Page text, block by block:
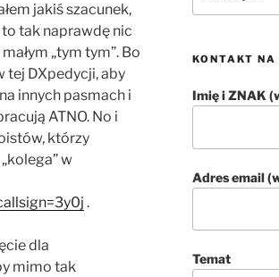
jakiś szacunek,
to tak naprawdę nic
„tym tym”. Bo
tej DXpedycji, aby
innych pasmach i
ATNO. No i
którzy
w
.
dla
mimo tak
KONTAKT
Imię i ZNAK
Adres email
Temat